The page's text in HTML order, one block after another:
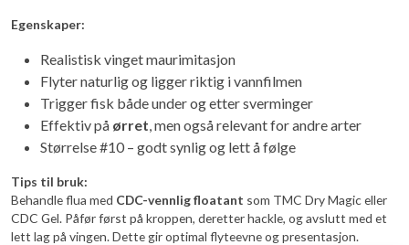
Egenskaper:
Realistisk vinget maurimitasjon
Flyter naturlig og ligger riktig i vannfilmen
Trigger fisk både under og etter sverminger
Effektiv på ørret , men også relevant for andre arter
Størrelse #10 – godt synlig og lett å følge
Tips til bruk:
Behandle flua med CDC-vennlig floatant som TMC Dry Magic eller
CDC Gel. Påfør først på kroppen, deretter hackle, og avslutt med et
lett lag på vingen. Dette gir optimal flyteevne og presentasjon.